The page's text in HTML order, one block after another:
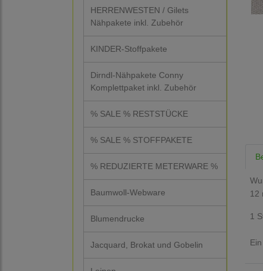
HERRENWESTEN / Gilets
Nähpakete inkl. Zubehör
KINDER-Stoffpakete
Dirndl-Nähpakete Conny
Komplettpaket inkl. Zubehör
% SALE % RESTSTÜCKE
% SALE % STOFFPAKETE
% REDUZIERTE METERWARE %
Baumwoll-Webware
Blumendrucke
Jacquard, Brokat und Gobelin
12
1